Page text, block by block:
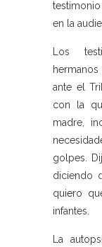
en la
Los
ante el
con la
madre,
golpes.
diciendo
quiero
infantes.
La